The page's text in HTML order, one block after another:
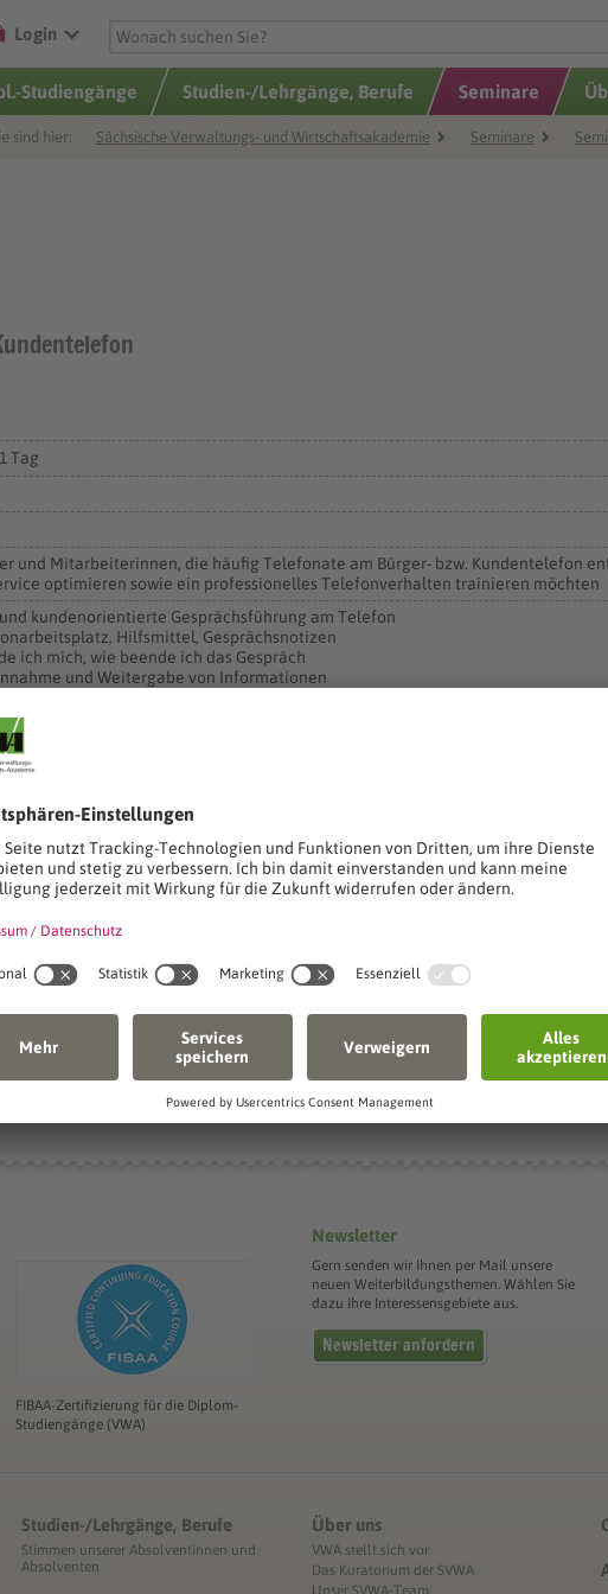
Login
Studiengänge Studien-/Lehrgänge, Berufe Seminare
sind hier: Sächsische Verwaltungs- und Wirtschaftsakademie Seminare
Tag
und Mitarbeiterinnen, die häufig Telefonate am Bürger- bzw. Kundentelefon
optimieren sowie ein professionelles Telefonverhalten trainieren möchten
kundenorientierte Gesprächsführung am Telefon
Hilfsmittel, Gesprächsnotizen
ich mich, wie beende ich das Gespräch
und Weitergabe von Informationen
richtig (Nach-)Fragen
aber bestimmt
im Umgang mit schwierigen Telefonpartnern
Verwaltungs- und Wirtschafts-Akademie
10
Die Sächsische
FIBAA-Zertifizierung für die Diplom-
Studiengänge (VWA)
Newsletter
Gern senden wir Ihnen per Mail unsere
neuen Weiterbildungsthemen. Wählen Sie
dazu Ihre Interessensgebiete aus.
Newsletter anfordern
Studien-/Lehrgänge, Berufe
Stimmen unserer Absolventinnen und
Absolventen
Über uns
VWA stellt sich vor
Das Kuratorium der SVWA
Unser SVWA-Team